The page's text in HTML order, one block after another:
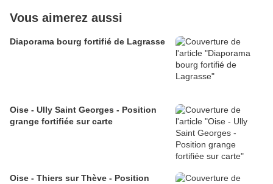
Vous aimerez aussi
Diaporama bourg fortifié de Lagrasse
Oise - Ully Saint Georges - Position
grange fortifiée sur carte
Oise - Thiers sur Thève - Position